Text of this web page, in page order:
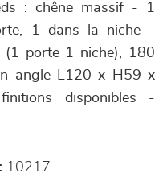
: chêne massif - 1
1 dans la niche -
(1 porte 1 niche), 180
angle L120 x H59 x
disponibles -
10217